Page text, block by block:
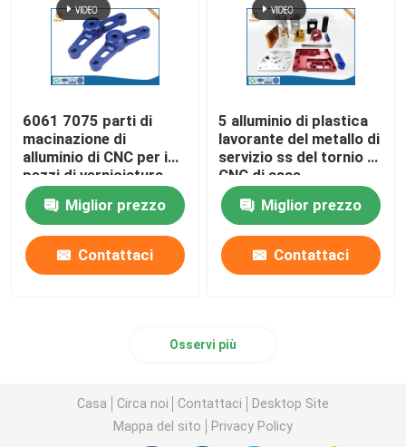
6061 7075 parti di
macinazione di
alluminio di CNC per i
pezzi di verniciatura
della macchina
Miglior prezzo
Contattaci
5 alluminio di plastica
lavorante del metallo di
servizio ss del tornio di
CNC di asse
Miglior prezzo
Contattaci
Osservi più
Casa Circa noi Contattaci
Desktop Site
Mappa del sito
Privacy Policy